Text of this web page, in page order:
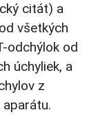
citát) a
všetkých
odchýlok od
úchyliek, a
z